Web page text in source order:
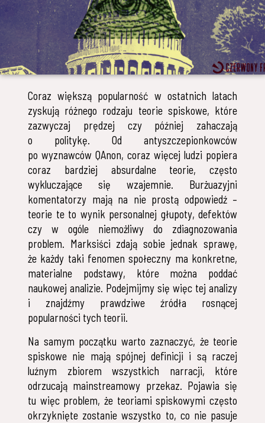
Coraz większą popularność w ostatnich latach
zyskują różnego rodzaju teorie spiskowe, które
zazwyczaj prędzej czy później zahaczają
o politykę. Od antyszczepionkowców
po wyznawców QAnon, coraz więcej ludzi popiera
coraz bardziej absurdalne teorie, często
wykluczające się wzajemnie. Burżuazyjni
komentatorzy mają na nie prostą odpowiedź –
teorie te to wynik personalnej głupoty, defektów
czy w ogóle niemożliwy do zdiagnozowania
problem. Marksiści zdają sobie jednak sprawę,
że każdy taki fenomen społeczny ma konkretne,
materialne podstawy, które można poddać
naukowej analizie. Podejmijmy się więc tej analizy
i znajdźmy prawdziwe źródła rosnącej
popularności tych teorii.
Na samym początku warto zaznaczyć, że teorie
spiskowe nie mają spójnej definicji i są raczej
luźnym zbiorem wszystkich narracji, które
odrzucają mainstreamowy przekaz. Pojawia się
tu więc problem, że teoriami spiskowymi często
okrzyknięte zostanie wszystko to, co nie pasuje